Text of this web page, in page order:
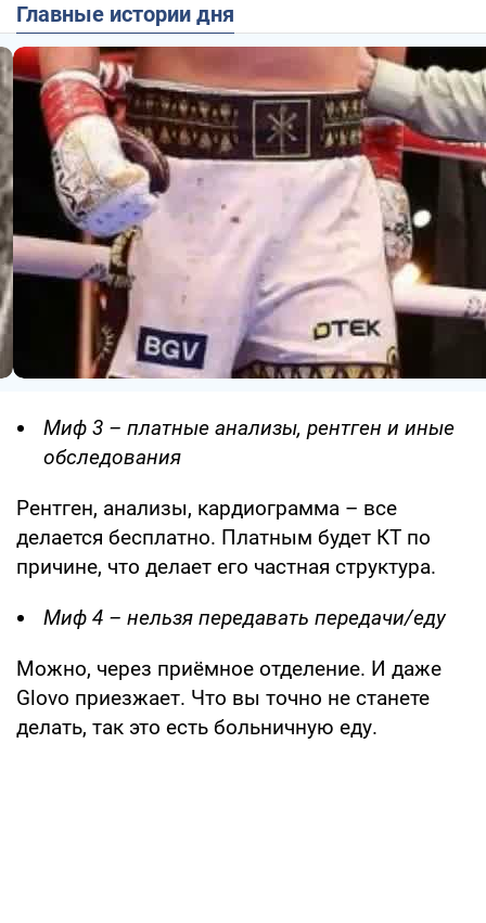
Главные истории дня
Миф 3 – платные анализы, рентген и иные
обследования
Рентген, анализы, кардиограмма – все
делается бесплатно. Платным будет КТ по
причине, что делает его частная структура.
Миф 4 – нельзя передавать передачи/еду
Можно, через приёмное отделение. И даже
Glovo приезжает. Что вы точно не станете
делать, так это есть больничную еду.